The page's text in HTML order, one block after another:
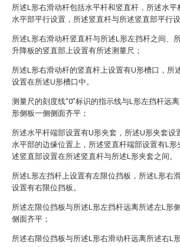
所述L形右滑动杆包括水平杆和竖直杆，所述水平
水平部平行设置，所述竖直杆与所述竖直部平行设
所述L形右滑动杆竖直杆与所述L形左挡杆之间、
升降板的竖直部上设置有所述测量尺；
所述L形右滑动杆的竖直杆上设置有U形槽口，所
设置在所述U形槽口中。
测量尺的刻度线“0”标识的指示线与L形左挡杆远
形侧板一侧侧面齐平；
所述水平杆端部设置有U形夹套，所述U形夹套设
水平部的边缘位置上，所述竖直杆端部设置有L形
述竖直部设置在所述竖直杆与所述L形夹套之间。
所述L形左挡杆上设置有左限位挡板，所述L形右
设置有右限位挡板。
所述左限位挡板与所述L形左挡杆远离所述左L形
侧面齐平；
所述右限位挡板与所述L形右滑动杆远离所述右L